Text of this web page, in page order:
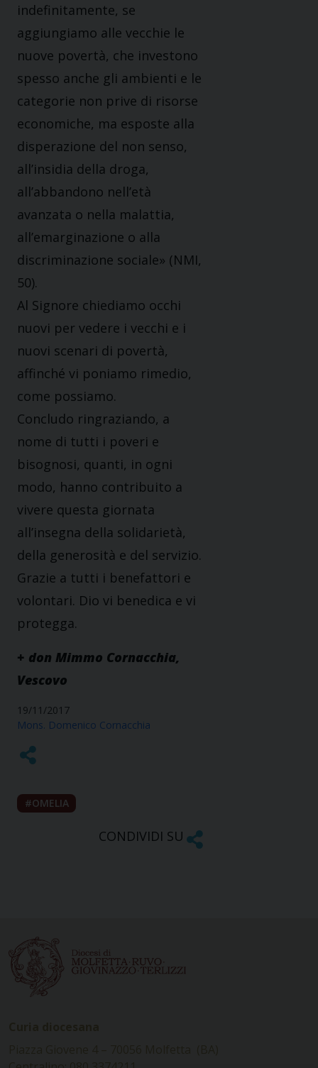
indefinitamente, se
aggiungiamo alle vecchie le
nuove povertà, che investono
spesso anche gli ambienti e le
categorie non prive di risorse
economiche, ma esposte alla
disperazione del non senso,
all’insidia della droga,
all’abbandono nell’età
avanzata o nella malattia,
all’emarginazione o alla
discriminazione sociale» (NMI,
50).
Al Signore chiediamo occhi
nuovi per vedere i vecchi e i
nuovi scenari di povertà,
affinché vi poniamo rimedio,
come possiamo.
Concludo ringraziando, a
nome di tutti i poveri e
bisognosi, quanti, in ogni
modo, hanno contribuito a
vivere questa giornata
all’insegna della solidarietà,
della generosità e del servizio.
Grazie a tutti i benefattori e
volontari. Dio vi benedica e vi
protegga.
+ don Mimmo Cornacchia,
Vescovo
19/11/2017
Mons. Domenico Cornacchia
OMELIA
CONDIVIDI SU